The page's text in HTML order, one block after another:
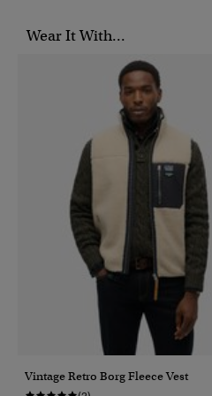
Wear It With...
Vintage Retro Borg Fleece Vest